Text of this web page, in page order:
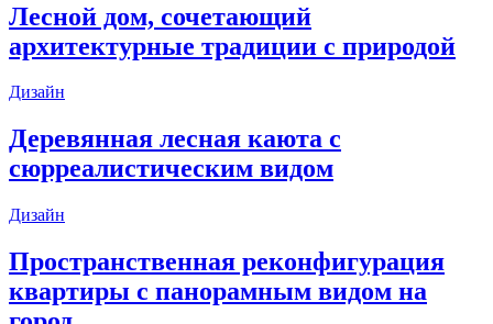
Лесной дом, сочетающий
архитектурные традиции с природой
Дизайн
Деревянная лесная каюта с
сюрреалистическим видом
Дизайн
Пространственная реконфигурация
квартиры с панорамным видом на